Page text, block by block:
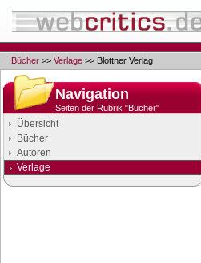
Bücher >> Verlage >> Blottner Verlag
Navigation
Seiten der Rubrik "Bücher"
Übersicht
Bücher
Autoren
Verlage